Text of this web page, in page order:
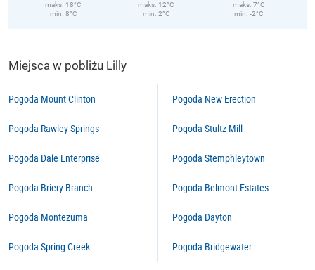
maks. 18°C
min. 8°C
maks. 12°C
min. 2°C
maks. 7°C
min. -2°C
Miejsca w pobliżu Lilly
Pogoda Mount Clinton
Pogoda Rawley Springs
Pogoda Dale Enterprise
Pogoda Briery Branch
Pogoda Montezuma
Pogoda Spring Creek
Pogoda New Erection
Pogoda Stultz Mill
Pogoda Stemphleytown
Pogoda Belmont Estates
Pogoda Dayton
Pogoda Bridgewater